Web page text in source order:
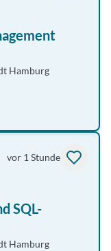
Hamburg
vor 1 Stunde
SQL-
Hamburg